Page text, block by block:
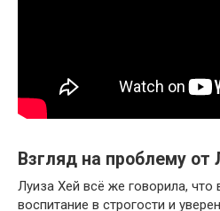
Взгляд на проблему от
Луиза Хей всё же говорила, что
воспитание в строгости и